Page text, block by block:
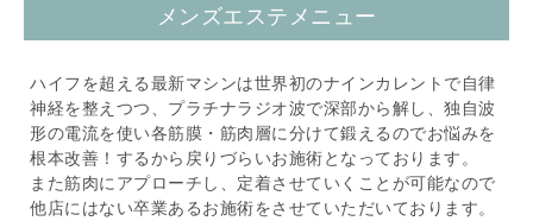
メンズエステメニュー
ハイフを超える最新マシンは世界初のナインカレントで自律
神経を整えつつ、プラチナラジオ波で深部から解し、独自波
形の電流を使い各筋膜・筋肉層に分けて鍛えるのでお悩みを
根本改善！するから戻りづらいお施術となっております。
また筋肉にアプローチし、定着させていくことが可能なので
他店にはない卒業あるお施術をさせていただいております。